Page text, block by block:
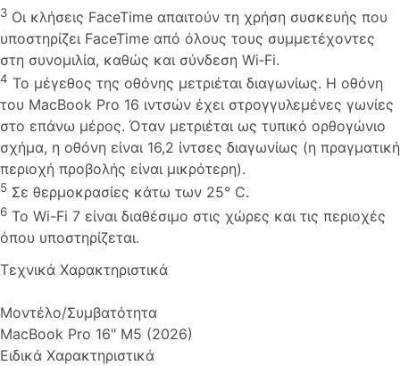
3 Οι κλήσεις FaceTime απαιτούν τη χρήση συσκευής που
υποστηρίζει FaceTime από όλους τους συμμετέχοντες
στη συνομιλία, καθώς και σύνδεση Wi‑Fi.
4 Το μέγεθος της οθόνης μετριέται διαγωνίως. Η οθόνη
του MacBook Pro 16 ιντσών έχει στρογγυλεμένες γωνίες
στο επάνω μέρος. Όταν μετριέται ως τυπικό ορθογώνιο
σχήμα, η οθόνη είναι 16,2 ίντσες διαγωνίως (η πραγματική
περιοχή προβολής είναι μικρότερη).
5 Σε θερμοκρασίες κάτω των 25° C.
6 Το Wi-Fi 7 είναι διαθέσιμο στις χώρες και τις περιοχές
όπου υποστηρίζεται.
Τεχνικά Χαρακτηριστικά
Μοντέλο/Συμβατότητα
MacBook Pro 16" M5 (2026)
Ειδικά Χαρακτηριστικά